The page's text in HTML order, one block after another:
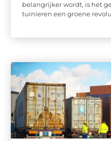
belangrijker wordt, is het
tuinieren een groene